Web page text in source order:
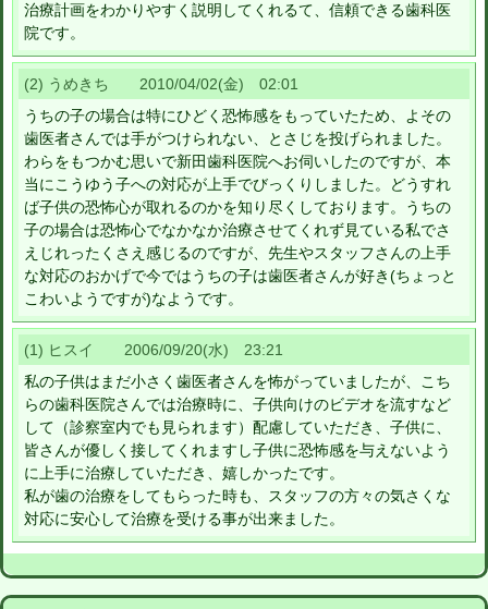
治療計画をわかりやすく説明してくれるて、信頼できる歯科医
院です。
(2) うめきち 2010/04/02(金) 02:01
うちの子の場合は特にひどく恐怖感をもっていたため、よその
歯医者さんでは手がつけられない、とさじを投げられました。
わらをもつかむ思いで新田歯科医院へお伺いしたのですが、本
当にこうゆう子への対応が上手でびっくりしました。どうすれ
ば子供の恐怖心が取れるのかを知り尽くしております。うちの
子の場合は恐怖心でなかなか治療させてくれず見ている私でさ
えじれったくさえ感じるのですが、先生やスタッフさんの上手
な対応のおかげで今ではうちの子は歯医者さんが好き(ちょっと
こわいようですが)なようです。
(1) ヒスイ 2006/09/20(水) 23:21
私の子供はまだ小さく歯医者さんを怖がっていましたが、こち
らの歯科医院さんでは治療時に、子供向けのビデオを流すなど
して（診察室内でも見られます）配慮していただき、子供に、
皆さんが優しく接してくれますし子供に恐怖感を与えないよう
に上手に治療していただき、嬉しかったです。
私が歯の治療をしてもらった時も、スタッフの方々の気さくな
対応に安心して治療を受ける事が出来ました。